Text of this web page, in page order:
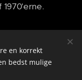
en korrekt
bedst mulige